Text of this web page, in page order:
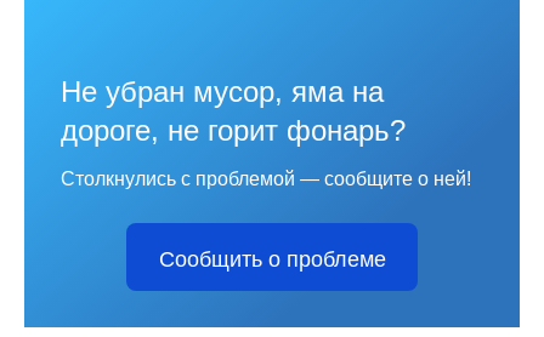
Не убран мусор, яма на
дороге, не горит фонарь?
Столкнулись с проблемой — сообщите о ней!
Сообщить о проблеме